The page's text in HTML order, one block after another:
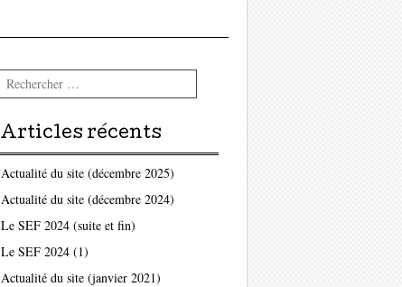
Rechercher
Articles récents
Actualité du site (décembre 2025)
Actualité du site (décembre 2024)
Le SEF 2024 (suite et fin)
Le SEF 2024 (1)
Actualité du site (janvier 2021)